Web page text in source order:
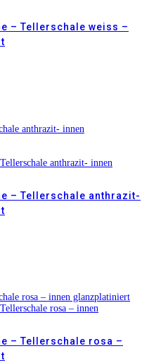
– Tellerschale weiss –
– Tellerschale anthrazit-
– Tellerschale rosa –